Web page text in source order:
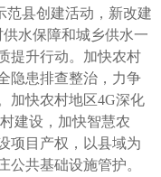
范县创建活动，新改建
水保障和城乡供水一
提升行动。加快农村
隐患排查整治，力争
加快农村地区4G深化
建设，加快智慧农
项目产权，以县域为
公共基础设施管护。